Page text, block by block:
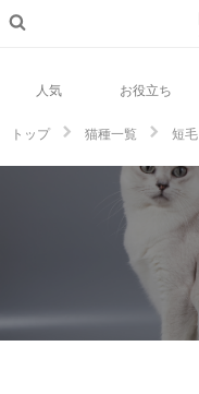
人気 お役立ち
トップ 猫種一覧 短毛